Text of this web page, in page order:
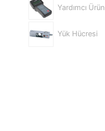
Yardımcı Ürün
Yük Hücresi